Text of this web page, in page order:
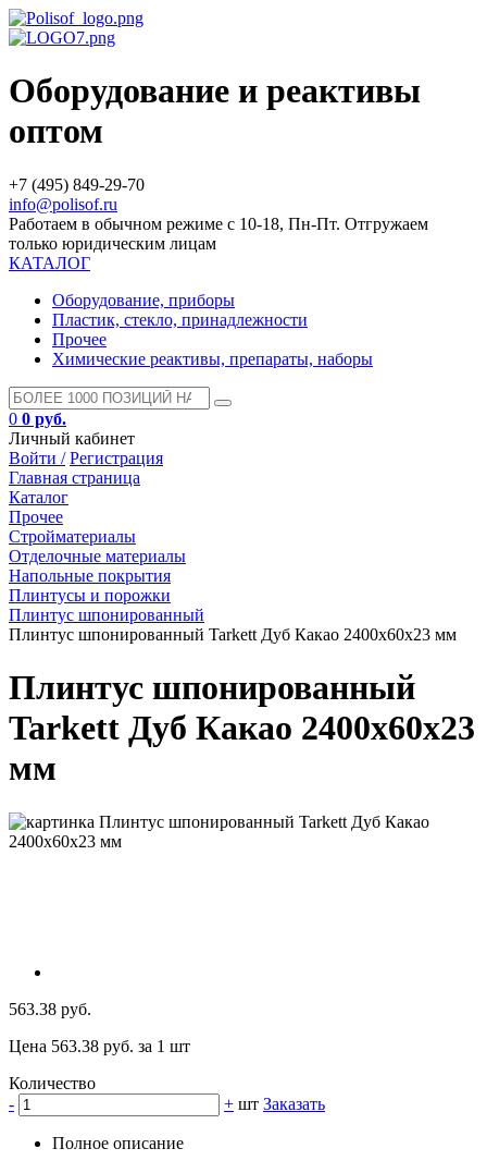
Оборудование и реактивы
оптом
+7 (495) 849-29-70
info@polisof.ru
Работаем в обычном режиме с 10-18, Пн-Пт. Отгружаем
только юридическим лицам
КАТАЛОГ
Оборудование, приборы
Пластик, стекло, принадлежности
Прочее
Химические реактивы, препараты, наборы
0 0 руб.
Личный кабинет
Войти / Регистрация
Главная страница
Каталог
Прочее
Стройматериалы
Отделочные материалы
Напольные покрытия
Плинтусы и порожки
Плинтус шпонированный
Плинтус шпонированный Tarkett Дуб Какао 2400х60х23 мм
Плинтус шпонированный
Tarkett Дуб Какао 2400х60х23
мм
563.38 руб.
Цена 563.38 руб. за 1 шт
Количество
-
+ шт Заказать
Полное описание